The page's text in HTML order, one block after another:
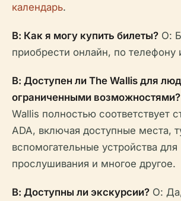
календарь.
В: Как я могу купить билеты? О:
приобрести онлайн, по телефону
В: Доступен ли The Wallis для
ограниченными возможностями?
Wallis полностью соответствует
ADA, включая доступные места,
вспомогательные устройства для
прослушивания и многое другое.
В: Доступны ли экскурсии? О: